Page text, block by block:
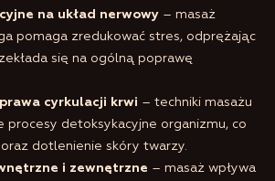
na układ nerwowy – masaż
pomaga zredukować stres, odprężając
się na ogólną poprawę
cyrkulacji krwi – techniki masażu
procesy detoksykacyjne organizmu, co
dotlenienie skóry twarzy.
i zewnętrzne – masaż wpływa